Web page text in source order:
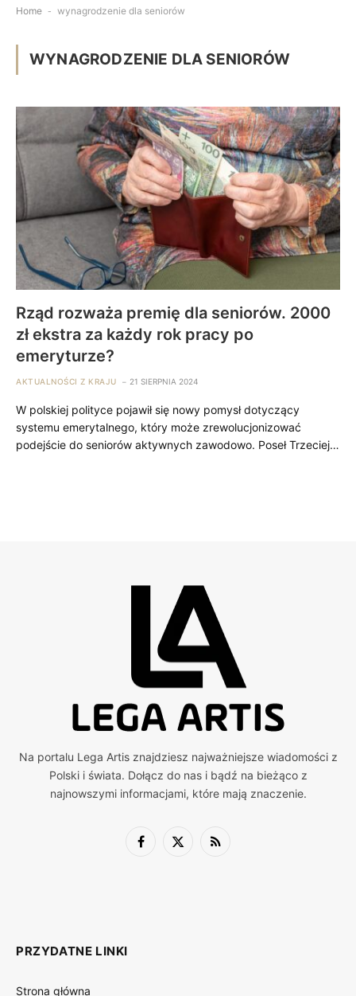
Home - wynagrodzenie dla seniorów
WYNAGRODZENIE DLA SENIORÓW
Rząd rozważa premię dla seniorów. 2000
zł ekstra za każdy rok pracy po
emeryturze?
AKTUALNOŚCI Z KRAJU 21 SIERPNIA 2024
W polskiej polityce pojawił się nowy pomysł dotyczący
systemu emerytalnego, który może zrewolucjonizować
podejście do seniorów aktywnych zawodowo. Poseł Trzeciej…
Na portalu Lega Artis znajdziesz najważniejsze wiadomości z
Polski i świata. Dołącz do nas i bądź na bieżąco z
najnowszymi informacjami, które mają znaczenie.
Facebook
X
RSS
PRZYDATNE LINKI
Strona główna